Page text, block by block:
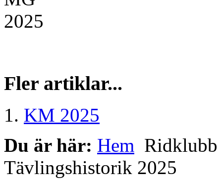
Fler artiklar...
KM 2025
Du är här: Hem Ridklubb
Tävlingshistorik 2025